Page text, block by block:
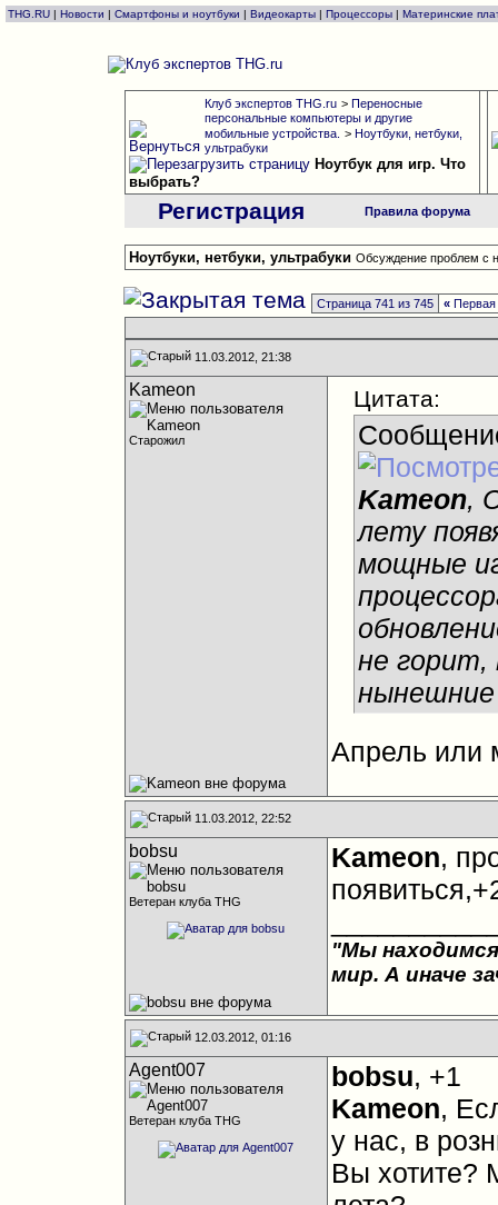
THG.RU | Новости | Смартфоны и ноутбуки | Видеокарты | Процессоры | Материнские
Клуб экспертов THG.ru > Переносные
персональные компьютеры и другие
мобильные устройства. > Ноутбуки, нетбуки,
ультрабуки
Ноутбук для игр. Что
выбрать?
Регистрация Правила форума
Ноутбуки, нетбуки, ультрабуки Обсуждение проблем с
Страница 741 из 745 « Первая
11.03.2012, 21:38
Kameon
Старожил
Цитата:
Kameon,
лету
мощные
не
нынешние
Апрель или
11.03.2012, 22:52
bobsu
Ветеран клуба THG
Kameon,
"Мы
мир. А иначе
12.03.2012, 01:16
Agent007
Ветеран клуба THG
bobsu, +1
Kameon,
у нас, в
Вы хотите?